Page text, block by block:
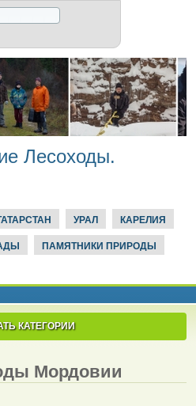
Лесоходы.
УРАЛ КАРЕЛИЯ
ПАМЯТНИКИ ПРИРОДЫ
КАТЕГОРИИ
Мордовии